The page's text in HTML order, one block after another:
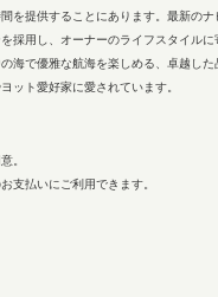
を提供することにあります。最新のナ
採用し、オーナーのライフスタイルに
海で優雅な航海を楽しめる、卓越した
ット愛好家に愛されています
。
支払いにご利用できます。